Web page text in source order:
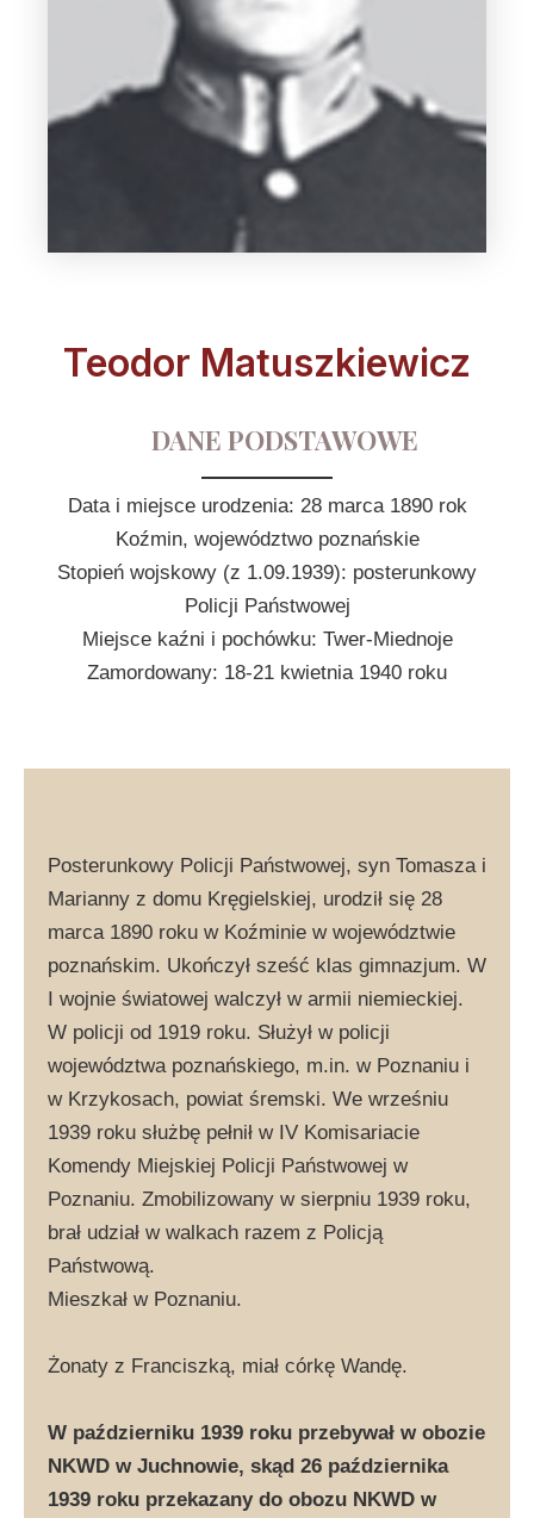
Teodor Matuszkiewicz
DANE PODSTAWOWE
Data i miejsce urodzenia: 28 marca 1890 rok
Koźmin, województwo poznańskie
Stopień wojskowy (z 1.09.1939): posterunkowy
Policji Państwowej
Miejsce kaźni i pochówku: Twer-Miednoje
Zamordowany: 18-21 kwietnia 1940 roku
Posterunkowy Policji Państwowej, syn Tomasza i
Marianny z domu Kręgielskiej, urodził się 28
marca 1890 roku w Koźminie w województwie
poznańskim. Ukończył sześć klas gimnazjum. W
I wojnie światowej walczył w armii niemieckiej.
W policji od 1919 roku. Służył w policji
województwa poznańskiego, m.in. w Poznaniu i
w Krzykosach, powiat śremski. We wrześniu
1939 roku służbę pełnił w IV Komisariacie
Komendy Miejskiej Policji Państwowej w
Poznaniu. Zmobilizowany w sierpniu 1939 roku,
brał udział w walkach razem z Policją
Państwową.
Mieszkał w Poznaniu.
Żonaty z Franciszką, miał córkę Wandę.
W październiku 1939 roku przebywał w obozie
NKWD w Juchnowie, skąd 26 października
1939 roku przekazany do obozu NKWD w